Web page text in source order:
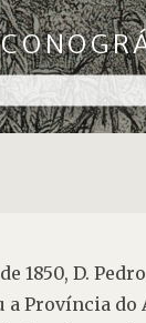
1850, D.
Província do